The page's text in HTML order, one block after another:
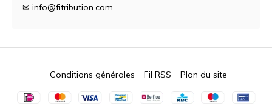
✉ info@fitribution.com
Conditions générales Fil RSS Plan du site